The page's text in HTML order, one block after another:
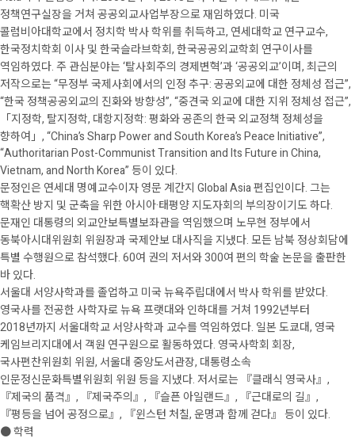
정책연구실장을 거쳐 공공외교사업부장으로 재임하였다. 미국
콜럼비아대학교에서 정치학 박사 학위를 취득하고, 연세대학교 연구교수,
한국정치학회 이사 및 한국슬라브학회, 한국공공외교학회 연구이사를
역임하였다. 주 관심분야는 ‘탈사회주의 경제변혁’과 ‘공공외교’이며, 최근의
저작으로는 “무정부 국제사회에서의 인정 추구: 공공외교에 대한 정체성 접근”,
“한국 정책공공외교의 진화와 방향성”, “중견국 외교에 대한 지위 정체성 접근”,
「지정학, 탈지정학, 대항지정학: 평화와 공존의 한국 외교정책 정체성을
향하여」, “China’s Sharp Power and South Korea’s Peace Initiative”,
“Authoritarian Post-Communist Transition and Its Future in China,
Vietnam, and North Korea” 등이 있다.
문정인은 연세대 명예교수이자 영문 계간지 Global Asia 편집인이다. 그는
핵확산 방지 및 군축을 위한 아시아·태평양 지도자회의 부의장이기도 하다.
문재인 대통령의 외교안보특별보좌관을 역임했으며 노무현 정부에서
동북아시대위원회 위원장과 국제안보 대사직을 지냈다. 모든 남북 정상회담에
특별 수행원으로 참석했다. 60여 권의 저서와 300여 편의 학술 논문을 출판한
바 있다.
서울대 서양사학과를 졸업하고 미국 뉴욕주립대에서 박사 학위를 받았다.
영국사를 전공한 사학자로 뉴욕 프랫대와 인하대를 거쳐 1992년부터
2018년까지 서울대학교 서양사학과 교수를 역임하였다. 일본 도쿄대, 영국
케임브리지대에서 객원 연구원으로 활동하였다. 영국사학회 회장,
국사편찬위원회 위원, 서울대 중앙도서관장, 대통령소속
인문정신문화특별위원회 위원 등을 지냈다. 저서로는 『클래식 영국사』,
『제국의 품격』, 『제국주의』, 『슬픈 아일랜드』, 『근대로의 길』,
『평등을 넘어 공정으로』, 『윈스턴 처칠, 운명과 함께 걷다』 등이 있다.
● 학력